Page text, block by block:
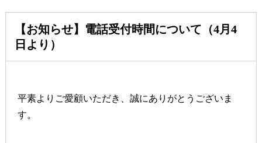
【お知らせ】電話受付時間について（4月4
日より）
平素よりご愛顧いただき、誠にありがとうございま
す。